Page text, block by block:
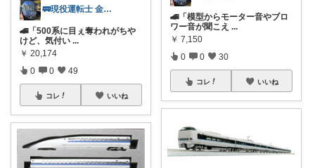
🚃現役運転士 金魚🐠
🚄「500系に目ぇ奪われがちや
けど、気付い ...
￥ 20,174
0 0 49
コレ いいね
🚄「模型からモーター音やブロ
ワー音が聞こえ ...
￥ 7,150
0 0 30
コレ いいね